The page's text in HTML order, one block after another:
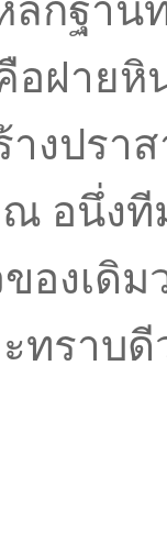
ลักฐาน
อฝายหิ
างปรา
ณ อนึ่ง
ของเดิ
ะทราบ